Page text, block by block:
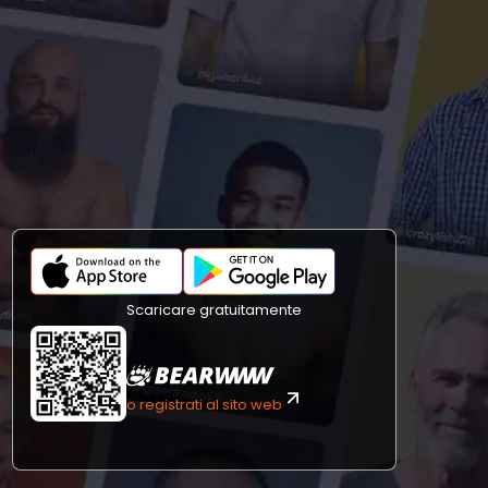
Scaricare gratuitamente
o registrati al sito web